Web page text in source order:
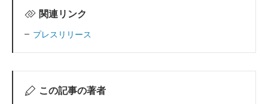
関連リンク
プレスリリース
この記事の著者